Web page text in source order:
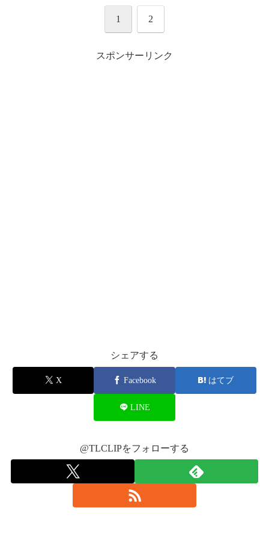
1 2
スポンサーリンク
シェアする
X Facebook はてブ
LINE
@TLCLIPをフォローする